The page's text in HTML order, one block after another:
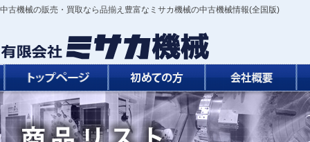
中古機械の販売・買取なら品揃え豊富なミサカ機械の中古機械情報(全国版)